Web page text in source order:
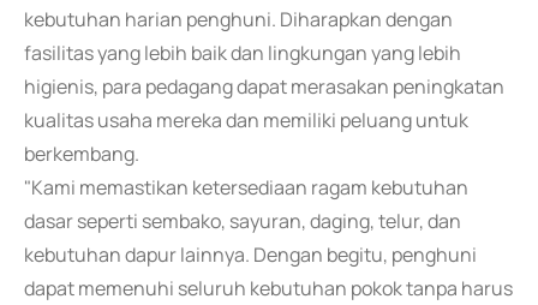
kebutuhan harian penghuni. Diharapkan dengan
fasilitas yang lebih baik dan lingkungan yang lebih
higienis, para pedagang dapat merasakan peningkatan
kualitas usaha mereka dan memiliki peluang untuk
berkembang.
"Kami memastikan ketersediaan ragam kebutuhan
dasar seperti sembako, sayuran, daging, telur, dan
kebutuhan dapur lainnya. Dengan begitu, penghuni
dapat memenuhi seluruh kebutuhan pokok tanpa harus